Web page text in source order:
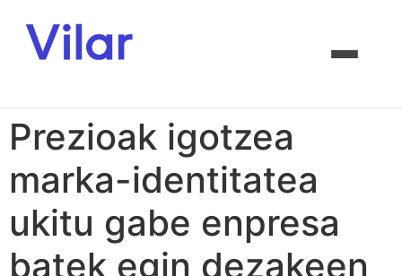
Prezioak igotzea
marka-identitatea
ukitu gabe enpresa
batek egin dezakeen